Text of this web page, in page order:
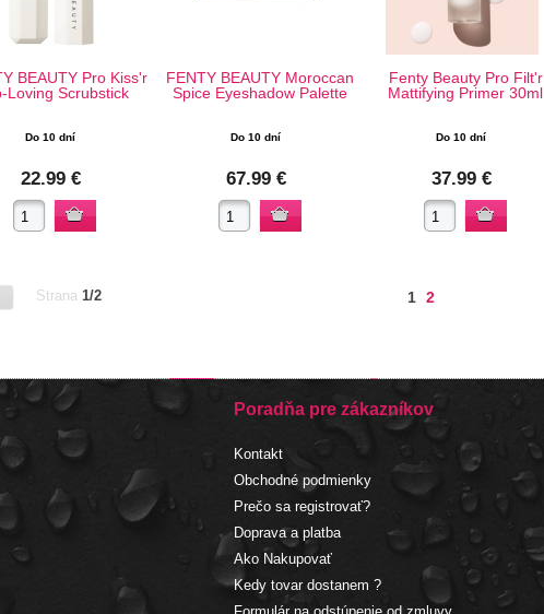
BEAUTY Pro Kiss'r
Loving Scrubstick
Do 10 dní
22.99 €
FENTY BEAUTY Moroccan
Spice Eyeshadow Palette
Do 10 dní
67.99 €
Fenty Beauty Pro Filt'r
Mattifying Primer 30ml
Do 10 dní
37.99 €
Strana 1/2 1 2
Poradňa pre zákazníkov
Kontakt
Obchodné podmienky
Prečo sa registrovať?
Doprava a platba
Ako Nakupovať
Kedy tovar dostanem ?